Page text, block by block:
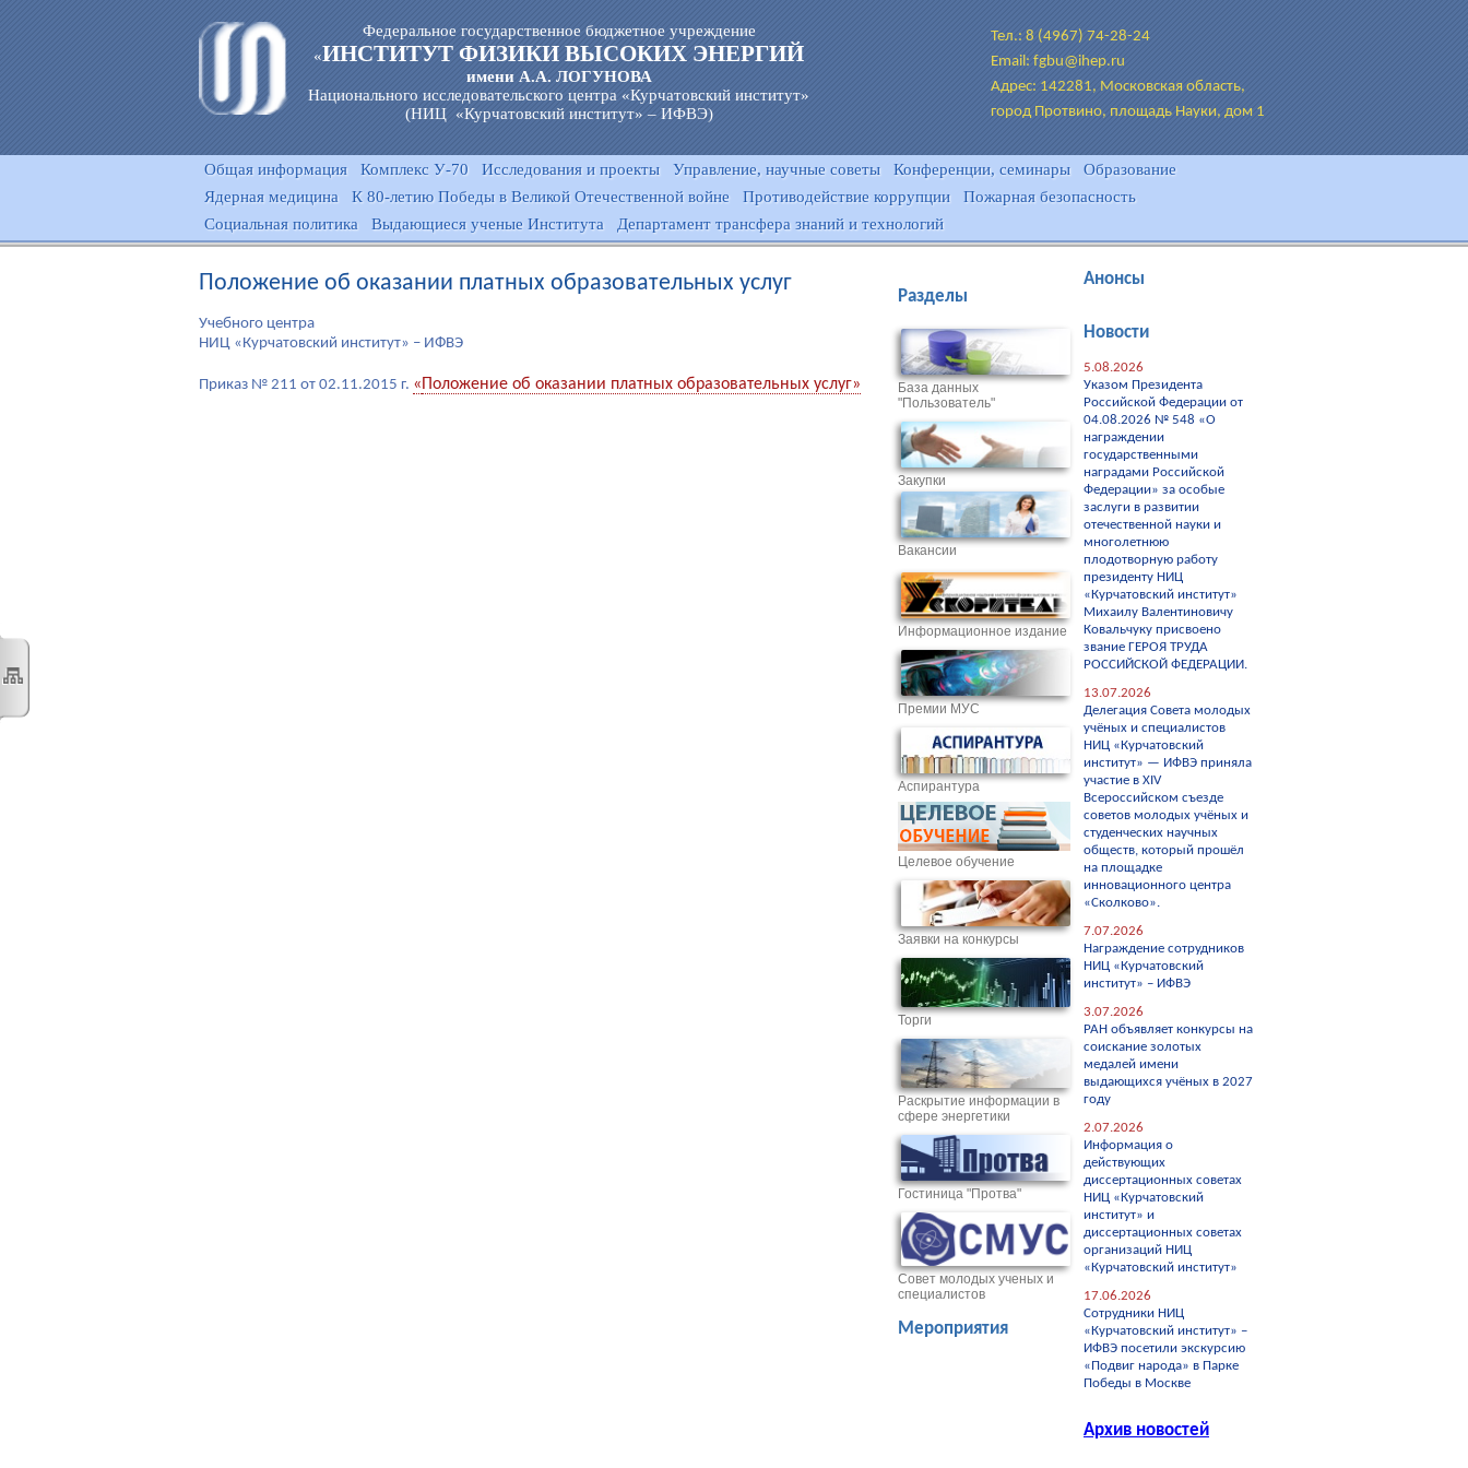
Федеральное государственное бюджетное учреждение
«ИНСТИТУТ ФИЗИКИ ВЫСОКИХ ЭНЕРГИЙ
имени А.А. ЛОГУНОВА
Национального исследовательского центра «Курчатовский институт»
(НИЦ «Курчатовский институт» – ИФВЭ)
Тел.: 8 (4967) 74-28-24
Email: fgbu@ihep.ru
Адрес: 142281, Московская область,
город Протвино, площадь Науки, дом 1
Общая информация Комплекс У-70 Исследования и проекты Управление, научные советы Конференции, семинары
Образование
Ядерная медицина
К 80-летию Победы в Великой Отечественной войне Противодействие коррупции
Пожарная безопасность
Социальная политика
Выдающиеся ученые Института Департамент трансфера знаний и технологий
Положение об оказании платных образовательных услуг
Учебного центра
НИЦ «Курчатовский институт» – ИФВЭ
Приказ № 211 от 02.11.2015 г. «Положение об оказании платных образовательных услуг»
Разделы
База данных
"Пользователь"
Закупки
Вакансии
Информационное издание
Премии МУС
Аспирантура
Целевое обучение
Заявки на конкурсы
Торги
Раскрытие информации в
сфере энергетики
Гостиница "Протва"
Совет молодых ученых и
специалистов
Мероприятия
Анонсы
Новости
5.08.2026
Указом Президента
Российской Федерации от
04.08.2026 № 548 «О
награждении
государственными
наградами Российской
Федерации» за особые
заслуги в развитии
отечественной науки и
многолетнюю
плодотворную работу
президенту НИЦ
«Курчатовский институт»
Михаилу Валентиновичу
Ковальчуку присвоено
звание ГЕРОЯ ТРУДА
РОССИЙСКОЙ ФЕДЕРАЦИИ.
13.07.2026
Делегация Совета молодых
учёных и специалистов
НИЦ «Курчатовский
институт» — ИФВЭ приняла
участие в XIV
Всероссийском съезде
советов молодых учёных и
студенческих научных
обществ, который прошёл
на площадке
инновационного центра
«Сколково».
7.07.2026
Награждение сотрудников
НИЦ «Курчатовский
институт» – ИФВЭ
3.07.2026
РАН объявляет конкурсы на
соискание золотых
медалей имени
выдающихся учёных в 2027
году
2.07.2026
Информация о
действующих
диссертационных советах
НИЦ «Курчатовский
институт» и
диссертационных советах
организаций НИЦ
«Курчатовский институт»
17.06.2026
Сотрудники НИЦ
«Курчатовский институт» –
ИФВЭ посетили экскурсию
«Подвиг народа» в Парке
Победы в Москве
Архив новостей